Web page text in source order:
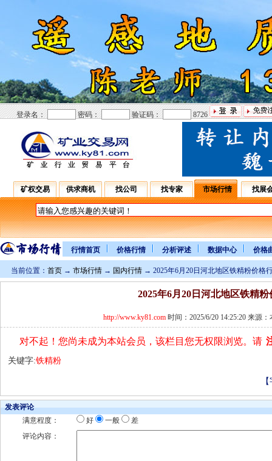
登录名： 密码： 验证码： 8726
矿权交易 供求商机 找公司 找专家 市场行情 找展
行情首页 价格行情 分析评述 数据中心 价格
当前位置： 首页 → 市场行情 → 国内行情 → 2025年6月20日河北地区铁精粉价格
2025年6月20日河北地区铁精粉
http://www.ky81.com时间：2025/6/20 14:25:20 来源
对不起！您尚未成为本站会员，该栏目您无权限浏览。请
关键字:铁精粉
发表评论
满意程度：
好 一般
差
评论内容：